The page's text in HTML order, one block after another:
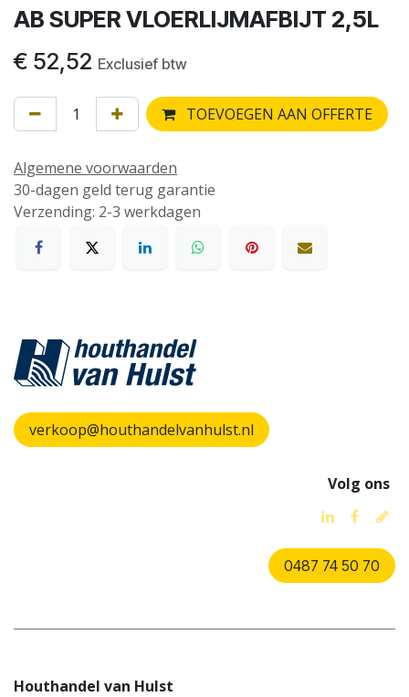
AB SUPER VLOERLIJMAFBIJT 2,5L
€ 52,52 Exclusief btw
TOEVOEGEN AAN OFFERTE
Algemene voorwaarden
30-dagen geld terug garantie
Verzending: 2-3 werkdagen
verkoop@houthandelvanhulst.nl
Volg ons
0487 74 50 70
Houthandel van Hulst